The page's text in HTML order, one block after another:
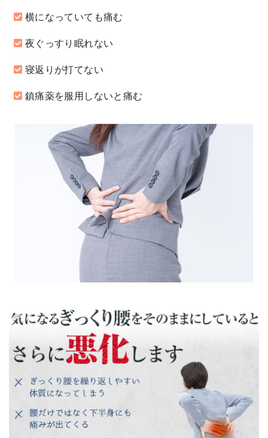
横になっていても痛む
夜ぐっすり眠れない
寝返りが打てない
鎮痛薬を服用しないと痛む